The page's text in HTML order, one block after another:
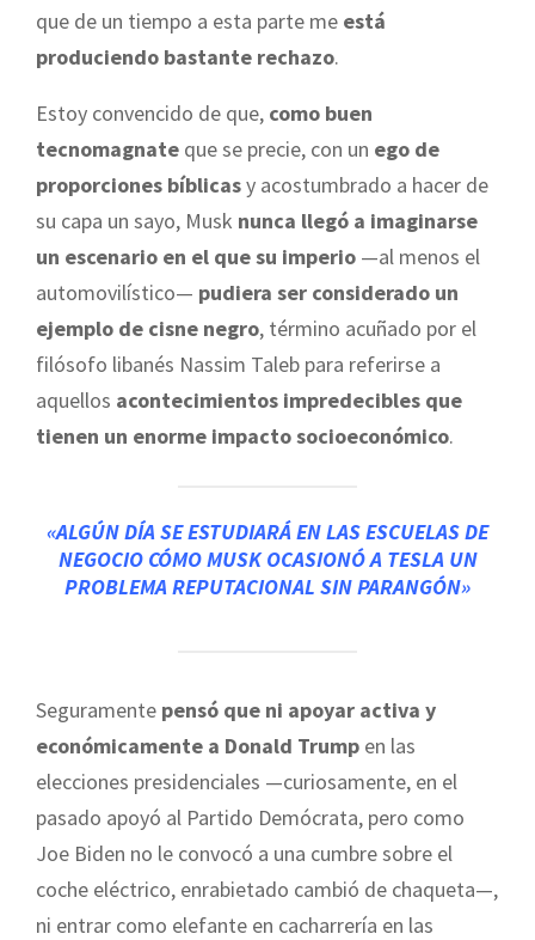
que de un tiempo a esta parte me está
produciendo bastante rechazo.
Estoy convencido de que, como buen
tecnomagnate que se precie, con un ego de
proporciones bíblicasy acostumbrado a hacer de
su capa un sayo, Musk nunca llegó a imaginarse
un escenario en el que su imperio —al menos el
automovilístico— pudiera ser considerado un
ejemplo de cisne negro, término acuñado por el
filósofo libanés Nassim Taleb para referirse a
aquellos acontecimientos impredecibles que
tienen un enorme impacto socioeconómico.
«ALGÚN DÍA SE ESTUDIARÁEN LAS ESCUELAS DE
NEGOCIO CÓMO MUSK OCASIONÓ A TESLA UN
PROBLEMA REPUTACIONAL SIN PARANGÓN»
Seguramente pensó que ni apoyar activa y
económicamente a Donald Trump en las
elecciones presidenciales —curiosamente, en el
pasado apoyó al Partido Demócrata, pero como
Joe Biden no le convocó a una cumbre sobre el
coche eléctrico, enrabietado cambió de chaqueta—,
ni entrar como elefante en cacharrería en las